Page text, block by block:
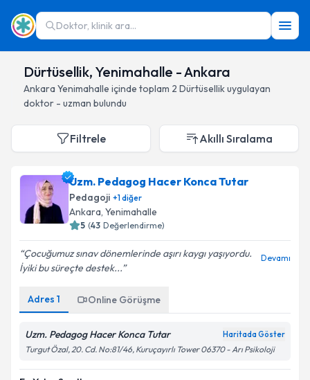
Doktor, klinik ara...
Dürtüsellik, Yenimahalle - Ankara
Ankara Yenimahalle içinde toplam 2 Dürtüsellikuygulayan
doktor - uzman bulundu
Filtrele Akıllı Sıralama
Uzm. Pedagog Hacer Konca Tutar
Pedagoji +1diğer
Ankara, Yenimahalle
5 (43 Değerlendirme)
Çocuğumuz sınav dönemlerinde aşırı kaygı yaşıyordu.
İyiki bu süreçte destek...
Devamı
Adres 1 Online Görüşme
Uzm. Pedagog Hacer Konca Tutar Haritada Göster
Turgut Özal, 20. Cd. No:81/46, Kuruçayırlı Tower 06370 - Arı Psikoloji